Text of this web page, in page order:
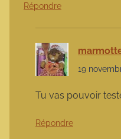
Répondre
19
Tu vas pouvoir
Répondre